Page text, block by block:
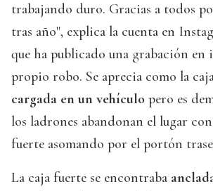
trabajando duro. Gracias a todos
tras año", explica la cuenta en
que ha publicado una grabación en
propio robo. Se aprecia como la
cargada en un vehículo pero es
los ladrones abandonan el lugar
fuerte asomando por el portón
La caja fuerte se encontraba